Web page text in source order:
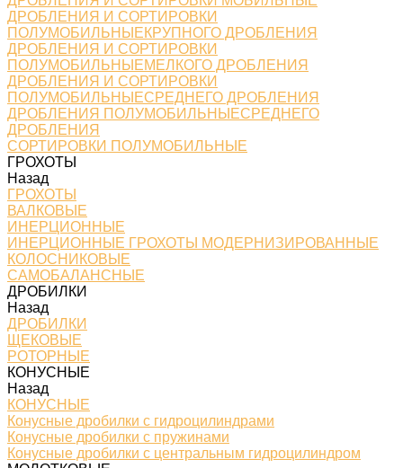
ДРОБЛЕНИЯ И СОРТИРОВКИ
ПОЛУМОБИЛЬНЫЕКРУПНОГО ДРОБЛЕНИЯ
ДРОБЛЕНИЯ И СОРТИРОВКИ
ПОЛУМОБИЛЬНЫЕМЕЛКОГО ДРОБЛЕНИЯ
ДРОБЛЕНИЯ И СОРТИРОВКИ
ПОЛУМОБИЛЬНЫЕСРЕДНЕГО ДРОБЛЕНИЯ
ДРОБЛЕНИЯ ПОЛУМОБИЛЬНЫЕСРЕДНЕГО
ДРОБЛЕНИЯ
СОРТИРОВКИ ПОЛУМОБИЛЬНЫЕ
ГРОХОТЫ
Назад
ГРОХОТЫ
ВАЛКОВЫЕ
ИНЕРЦИОННЫЕ
ИНЕРЦИОННЫЕ ГРОХОТЫ МОДЕРНИЗИРОВАННЫЕ
КОЛОСНИКОВЫЕ
САМОБАЛАНСНЫЕ
ДРОБИЛКИ
Назад
ДРОБИЛКИ
ЩЕКОВЫЕ
РОТОРНЫЕ
КОНУСНЫЕ
Назад
КОНУСНЫЕ
Конусные дробилки с гидроцилиндрами
Конусные дробилки с пружинами
Конусные дробилки с центральным гидроцилиндром